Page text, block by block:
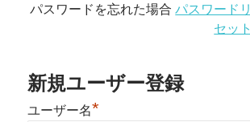
パスワードを忘れた場合パスワードリ
セット
新規ユーザー登録
ユーザー名*